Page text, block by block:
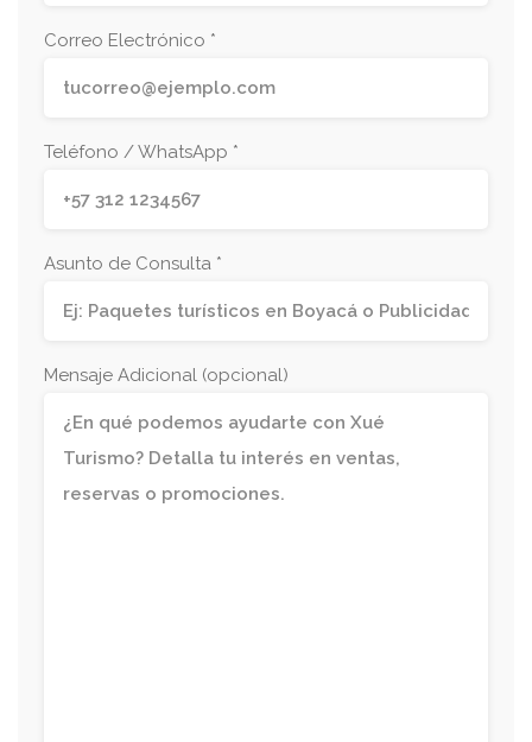
Correo Electrónico *
Teléfono / WhatsApp *
Asunto de Consulta *
Mensaje Adicional (opcional)